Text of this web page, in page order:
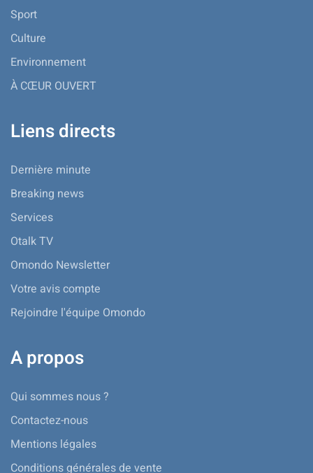
Sport
Culture
Environnement
À CŒUR OUVERT
Liens directs
Dernière minute
Breaking news
Services
Otalk TV
Omondo Newsletter
Votre avis compte
Rejoindre l'équipe Omondo
A propos
Qui sommes nous ?
Contactez-nous
Mentions légales
Conditions générales de vente